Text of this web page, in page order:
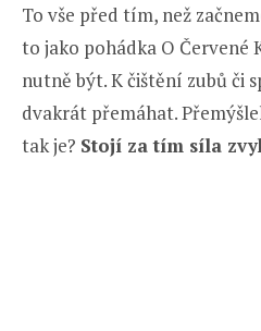
To vše před tím, než
to jako pohádka O Červené
nutně být. K čištění zubů či
dvakrát přemáhat.
tak je? Stojí za tím síla